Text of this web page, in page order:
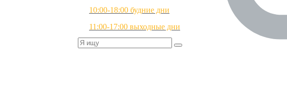
10:00-18:00 будние дни
11:00-17:00 выходные дни